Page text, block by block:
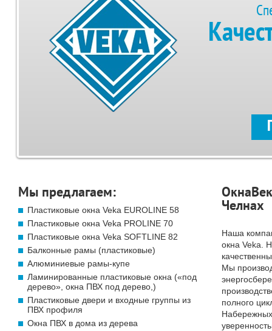
Мы предлагаем:
Пластиковые окна Veka EUROLINE 58
Пластиковые окна Veka PROLINE 70
Пластиковые окна Veka SOFTLINE 82
Балконные рамы (пластиковые)
Алюминиевые рамы-купе
Ламинированные пластиковые окна («под
дерево», окна ПВХ под дерево,)
Пластиковые двери и входные группы из
ПВХ профиля
Окна ПВХ в дома из дерева
Челнах
Наша
окна Veka.
Мы
полного